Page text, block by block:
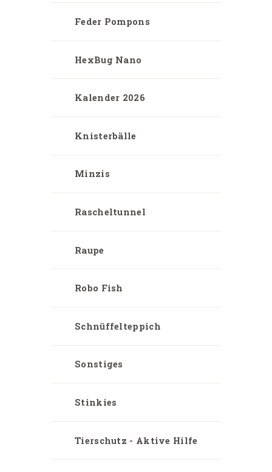
Feder Pompons
HexBug Nano
Kalender 2026
Knisterbälle
Minzis
Rascheltunnel
Raupe
Robo Fish
Schnüffelteppich
Sonstiges
Stinkies
Tierschutz - Aktive Hilfe